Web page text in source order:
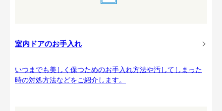
室内ドアのお手入れ
いつまでも美しく保つためのお手入れ方法や汚してしまった
時の対処方法などをご紹介します。